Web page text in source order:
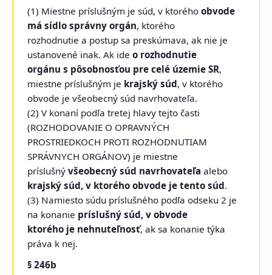
(1) Miestne príslušným je súd, v ktoréhoobvode
má sídlo správny orgán, ktorého
rozhodnutie a postup sa preskúmava, ak nie je
ustanovené inak. Ak ideo rozhodnutie
orgánu s pôsobnosťou pre celé územie SR,
miestne príslušným je krajský súd, v ktorého
obvode je všeobecný súd navrhovateľa.
(2) V konaní podľa tretej hlavy tejto časti
(ROZHODOVANIE O OPRAVNÝCH
PROSTRIEDKOCH PROTI ROZHODNUTIAM
SPRÁVNYCH ORGÁNOV) je miestne
príslušnývšeobecný súd navrhovateľa alebo
krajský súd, v ktorého obvode je tento súd.
(3) Namiesto súdu príslušného podľa odseku 2 je
na konanie príslušný súd, v obvode
ktorého je nehnuteľnosť, ak sa konanie týka
práva k nej.
§ 246b